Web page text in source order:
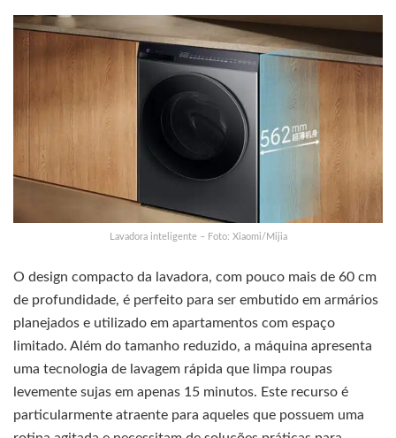
Lavadora inteligente – Foto: Xiaomi/Mijia
O design compacto da lavadora, com pouco mais de 60 cm
de profundidade, é perfeito para ser embutido em armários
planejados e utilizado em apartamentos com espaço
limitado. Além do tamanho reduzido, a máquina apresenta
uma tecnologia de lavagem rápida que limpa roupas
levemente sujas em apenas 15 minutos. Este recurso é
particularmente atraente para aqueles que possuem uma